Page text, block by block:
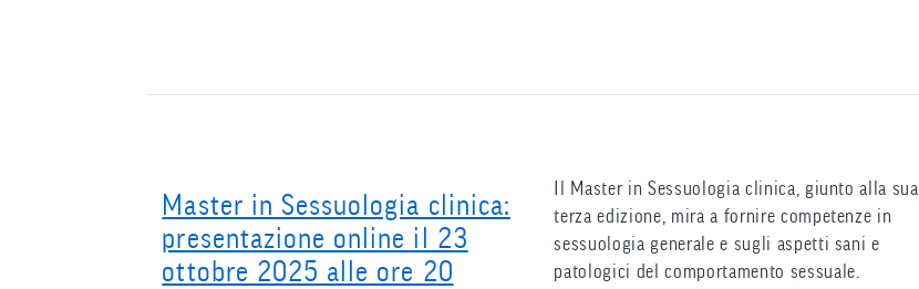
Master in Sessuologia clinica:
presentazione online il 23
ottobre 2025 alle ore 20
Il Master in Sessuologia clinica, giunto alla sua
terza edizione, mira a fornire competenze in
sessuologia generale e sugli aspetti sani e
patologici del comportamento sessuale.